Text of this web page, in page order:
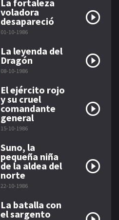
La fortaleza
voladora
desapareció
01-10-1986
La leyenda del
Dragón
08-10-1986
El ejército rojo
y su cruel
comandante
general
15-10-1986
Suno, la
pequeña niña
de la aldea del
norte
22-10-1986
La batalla con
el sargento